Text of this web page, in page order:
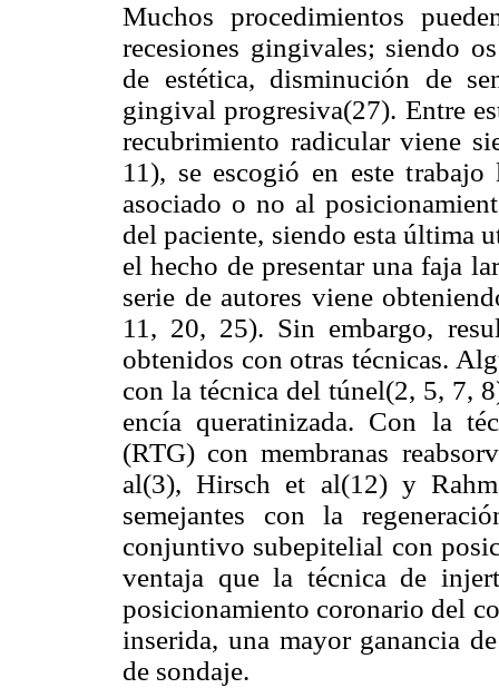
Muchos procedimientos
recesiones gingivales; siendo
de estética, disminución de
gingival progresiva(27). Entre
recubrimiento radicular viene
11), se escogió en este
asociado o no al
del paciente, siendo esta última
el hecho de presentar una faja
serie de autores viene
11, 20, 25). Sin embargo,
obtenidos con otras técnicas.
con la técnica del túnel(2, 5, 7,
encía queratinizada. Con la
(RTG) con membranas
al(3), Hirsch et al(12) y
semejantes con la
conjuntivo subepitelial con
ventaja que la técnica de
posicionamiento coronario del
inserida, una mayor ganancia
de sondaje.